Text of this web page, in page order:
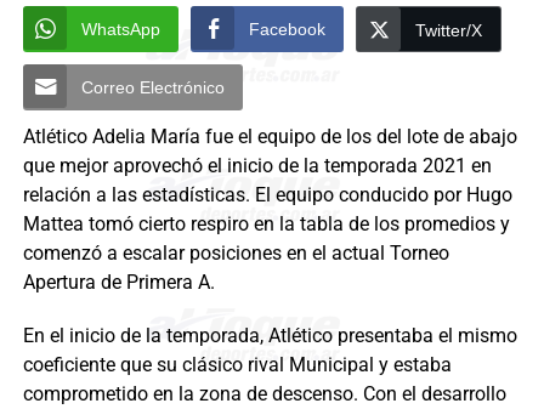
WhatsApp Facebook Twitter/X
Correo Electrónico
Atlético Adelia María fue el equipo de los del lote de abajo
que mejor aprovechó el inicio de la temporada 2021 en
relación a las estadísticas. El equipo conducido por Hugo
Mattea tomó cierto respiro en la tabla de los promedios y
comenzó a escalar posiciones en el actual Torneo
Apertura de Primera A.
En el inicio de la temporada, Atlético presentaba el mismo
coeficiente que su clásico rival Municipal y estaba
comprometido en la zona de descenso. Con el desarrollo